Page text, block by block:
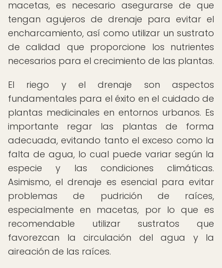
macetas, es necesario asegurarse de que
tengan agujeros de drenaje para evitar el
encharcamiento, así como utilizar un sustrato
de calidad que proporcione los nutrientes
necesarios para el crecimiento de las plantas.
El riego y el drenaje son aspectos
fundamentales para el éxito en el cuidado de
plantas medicinales en entornos urbanos. Es
importante regar las plantas de forma
adecuada, evitando tanto el exceso como la
falta de agua, lo cual puede variar según la
especie y las condiciones climáticas.
Asimismo, el drenaje es esencial para evitar
problemas de pudrición de raíces,
especialmente en macetas, por lo que es
recomendable utilizar sustratos que
favorezcan la circulación del agua y la
aireación de las raíces.